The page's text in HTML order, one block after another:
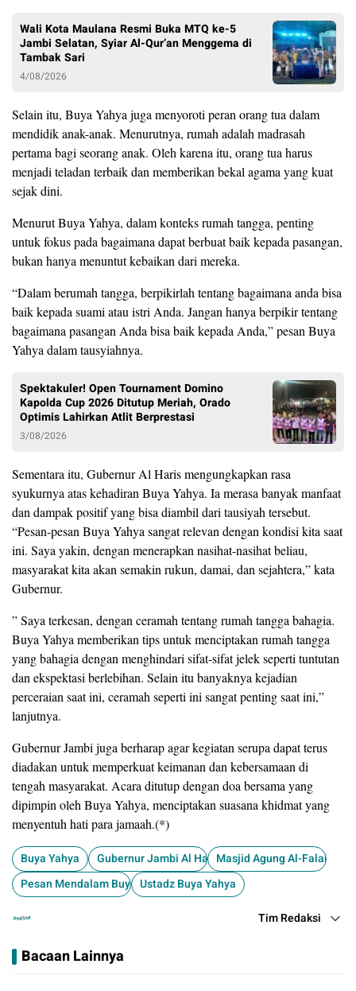
Wali Kota Maulana Resmi Buka MTQ ke-5
Jambi Selatan, Syiar Al-Qur’an Menggema di
Tambak Sari
4/08/2026
​Selain itu, Buya Yahya juga menyoroti peran orang tua dalam
mendidik anak-anak. Menurutnya, rumah adalah madrasah
pertama bagi seorang anak. Oleh karena itu, orang tua harus
menjadi teladan terbaik dan memberikan bekal agama yang kuat
sejak dini.
Menurut Buya Yahya, dalam konteks rumah tangga, penting
untuk fokus pada bagaimana dapat berbuat baik kepada pasangan,
bukan hanya menuntut kebaikan dari mereka.
“Dalam berumah tangga, berpikirlah tentang bagaimana anda bisa
baik kepada suami atau istri Anda. Jangan hanya berpikir tentang
bagaimana pasangan Anda bisa baik kepada Anda,” pesan Buya
Yahya dalam tausyiahnya.
Spektakuler! Open Tournament Domino
Kapolda Cup 2026 Ditutup Meriah, Orado
Optimis Lahirkan Atlit Berprestasi
3/08/2026
Sementara itu, Gubernur Al Haris mengungkapkan rasa
syukurnya atas kehadiran Buya Yahya. Ia merasa banyak manfaat
dan dampak positif yang bisa diambil dari tausiyah tersebut.
“Pesan-pesan Buya Yahya sangat relevan dengan kondisi kita saat
ini. Saya yakin, dengan menerapkan nasihat-nasihat beliau,
masyarakat kita akan semakin rukun, damai, dan sejahtera,” kata
Gubernur.
” Saya terkesan, dengan ceramah tentang rumah tangga bahagia.
Buya Yahya memberikan tips untuk menciptakan rumah tangga
yang bahagia dengan menghindari sifat-sifat jelek seperti tuntutan
dan ekspektasi berlebihan. Selain itu banyaknya kejadian
perceraian saat ini, ceramah seperti ini sangat penting saat ini,”
lanjutnya.
​Gubernur Jambi juga berharap agar kegiatan serupa dapat terus
diadakan untuk memperkuat keimanan dan kebersamaan di
tengah masyarakat. Acara ditutup dengan doa bersama yang
dipimpin oleh Buya Yahya, menciptakan suasana khidmat yang
menyentuh hati para jamaah.(*)
Buya Yahya Gubernur Jambi Al HarisMasjid Agung Al-Falah
Pesan Mendalam Buya YahyaUstadz Buya Yahya
Tim Redaksi
Bacaan Lainnya